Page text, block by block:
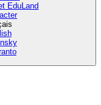
EduLand